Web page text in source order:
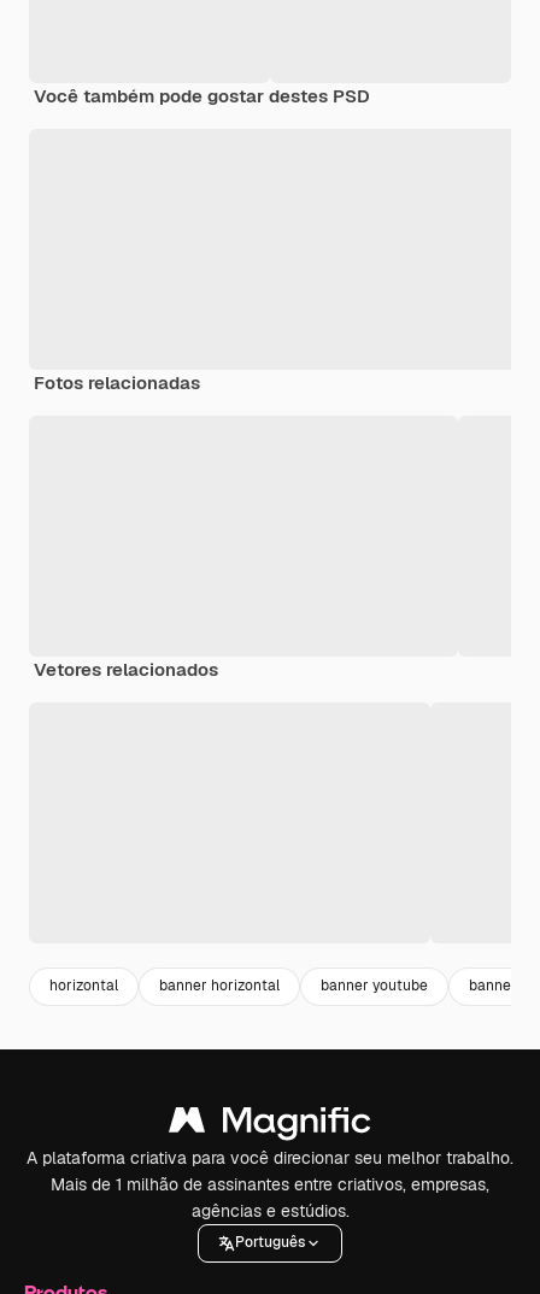
Você também pode gostar destes PSD
Fotos relacionadas
Vetores relacionados
horizontal banner horizontal banner youtube banner
A plataforma criativa para você direcionar seu melhor trabalho.
Mais de 1 milhão de assinantes entre criativos, empresas,
agências e estúdios.
Português